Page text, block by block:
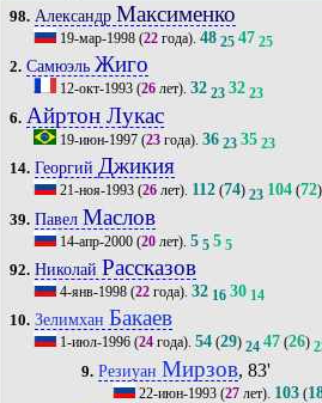
98. Александр Максименко
19-мар-1998(22года). 48 25 47 25
2. Самюэль Жиго
12-окт-1993(26лет). 32 23 32 23
6. Айртон Лукас
19-июн-1997(23года). 36 23 35 23
14. Георгий Джикия
21-ноя-1993(26лет). 112(74) 23 104(72)
39. Павел Маслов
14-апр-2000(20лет). 5 5 5 5
92. Николай Рассказов
4-янв-1998(22года). 32 16 30 14
10. Зелимхан Бакаев
1-июл-1996(24года). 54(29) 24 47(26)
9. Резиуан Мирзов, 83'
22-июн-1993 (27 лет). 103 (